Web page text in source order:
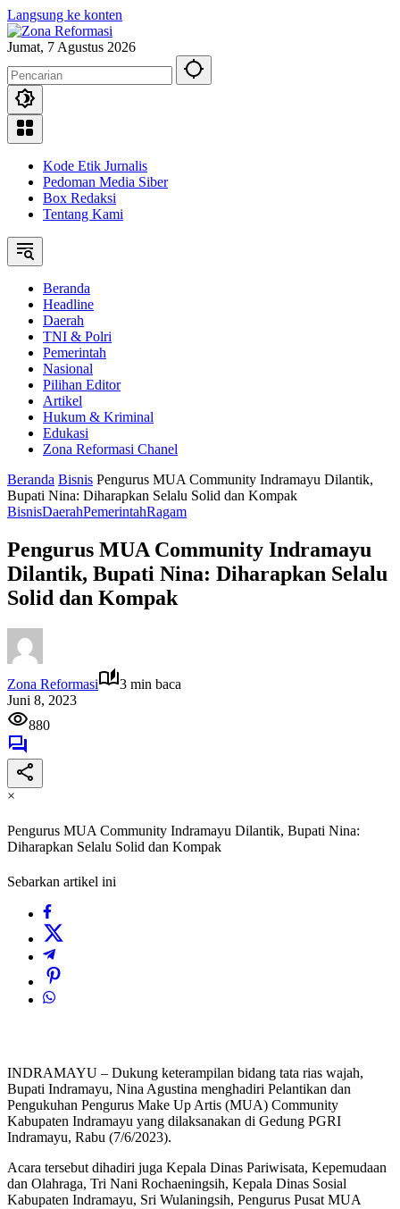
Langsung ke konten
Jumat, 7 Agustus 2026
Kode Etik Jurnalis
Pedoman Media Siber
Box Redaksi
Tentang Kami
Beranda
Headline
Daerah
TNI & Polri
Pemerintah
Nasional
Pilihan Editor
Artikel
Hukum & Kriminal
Edukasi
Zona Reformasi Chanel
Beranda Bisnis Pengurus MUA Community Indramayu Dilantik,
Bupati Nina: Diharapkan Selalu Solid dan Kompak
BisnisDaerahPemerintahRagam
Pengurus MUA Community Indramayu
Dilantik, Bupati Nina: Diharapkan Selalu
Solid dan Kompak
Zona Reformasi
3 min baca
Juni 8, 2023
880
×
Pengurus MUA Community Indramayu Dilantik, Bupati Nina:
Diharapkan Selalu Solid dan Kompak
Sebarkan artikel ini
INDRAMAYU – Dukung keterampilan bidang tata rias wajah,
Bupati Indramayu, Nina Agustina menghadiri Pelantikan dan
Pengukuhan Pengurus Make Up Artis (MUA) Community
Kabupaten Indramayu yang dilaksanakan di Gedung PGRI
Indramayu, Rabu (7/6/2023).
Acara tersebut dihadiri juga Kepala Dinas Pariwisata, Kepemudaan
dan Olahraga, Tri Nani Rochaeningsih, Kepala Dinas Sosial
Kabupaten Indramayu, Sri Wulaningsih, Pengurus Pusat MUA